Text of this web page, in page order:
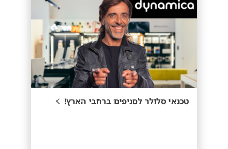
טכנאי סלולר לסניפים ברחבי הארץ!